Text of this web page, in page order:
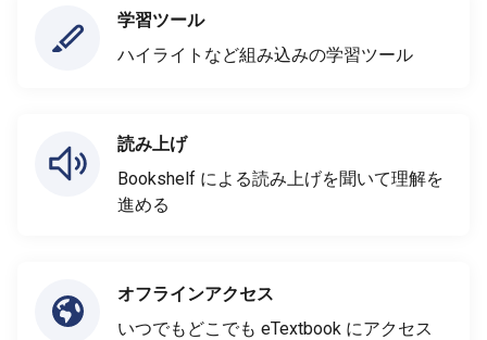
学習ツール
ハイライトなど組み込みの学習ツール
読み上げ
Bookshelf による読み上げを聞いて理解を
進める
オフラインアクセス
いつでもどこでも eTextbook にアクセス